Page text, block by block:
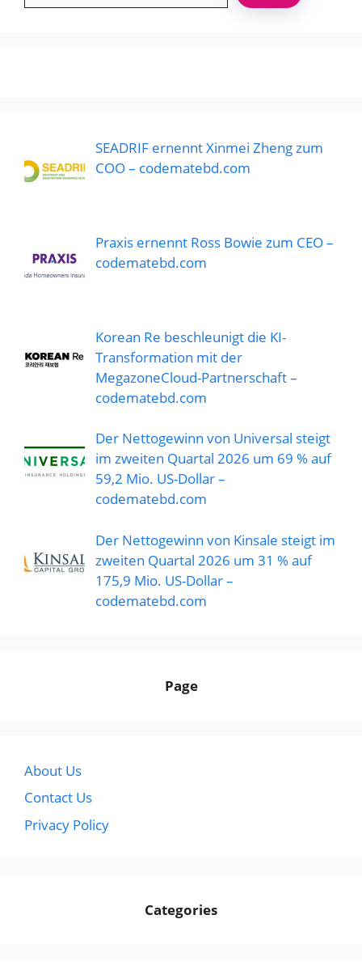
SEADRIF ernennt Xinmei Zheng zum
COO – codematebd.com
Praxis ernennt Ross Bowie zum CEO –
codematebd.com
Korean Re beschleunigt die KI-
Transformation mit der
MegazoneCloud-Partnerschaft –
codematebd.com
Der Nettogewinn von Universal steigt
im zweiten Quartal 2026 um 69 % auf
59,2 Mio. US-Dollar –
codematebd.com
Der Nettogewinn von Kinsale steigt im
zweiten Quartal 2026 um 31 % auf
175,9 Mio. US-Dollar –
codematebd.com
Page
About Us
Contact Us
Privacy Policy
Categories